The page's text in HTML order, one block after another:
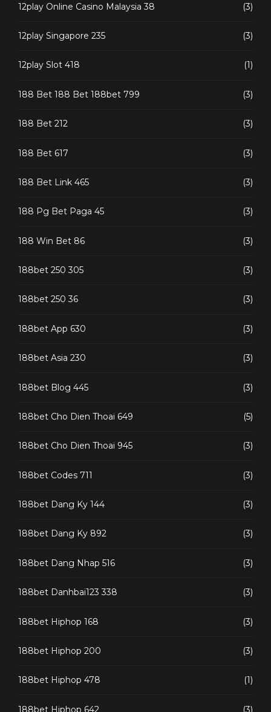
12play Online Casino Malaysia 38 (3)
12play Singapore 235 (3)
12play Slot 418 (1)
188 Bet 188 Bet 188bet 799 (3)
188 Bet 212 (3)
188 Bet 617 (3)
188 Bet Link 465 (3)
188 Pg Bet Paga 45 (3)
188 Win Bet 86 (3)
188bet 250 305 (3)
188bet 250 36 (3)
188bet App 630 (3)
188bet Asia 230 (3)
188bet Blog 445 (3)
188bet Cho Dien Thoai 649 (5)
188bet Cho Dien Thoai 945 (3)
188bet Codes 711 (3)
188bet Dang Ky 144 (3)
188bet Dang Ky 892 (3)
188bet Dang Nhap 516 (3)
188bet Danhbai123 338 (3)
188bet Hiphop 168 (3)
188bet Hiphop 200 (3)
188bet Hiphop 478 (1)
188bet Hiphop 642 (3)